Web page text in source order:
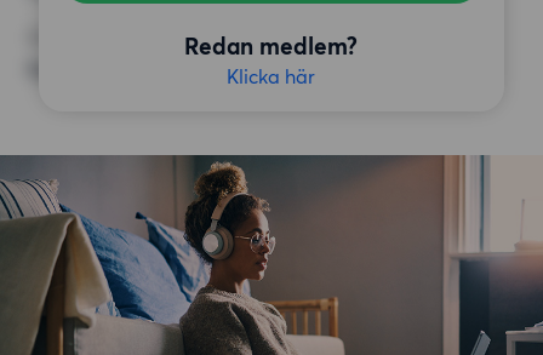
Redan medlem?
Klicka här
ÖVRIGA PREFERENSER
Inga speciella preferenser